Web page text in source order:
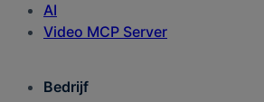
AI
Video MCP Server
Bedrijf